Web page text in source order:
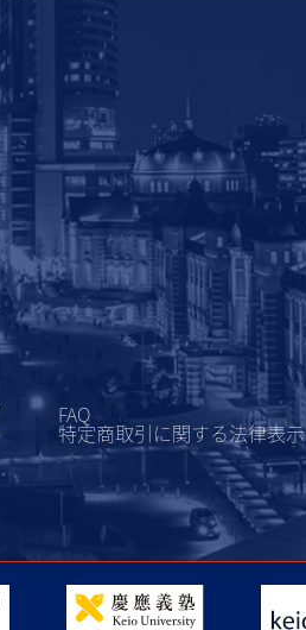
FAQ
特定商取引に関する法律表示